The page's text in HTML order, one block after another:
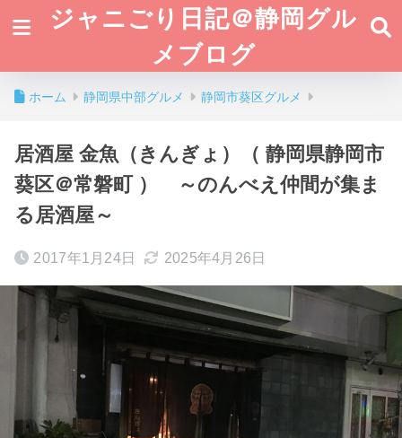
ジャニごり日記＠静岡グル
メブログ
ホーム 静岡県中部グルメ 静岡市葵区グルメ
居酒屋 金魚（きんぎょ）（ 静岡県静岡市
葵区＠常磐町 ） ～のんべえ仲間が集ま
る居酒屋～
2017年1月24日 2025年4月26日